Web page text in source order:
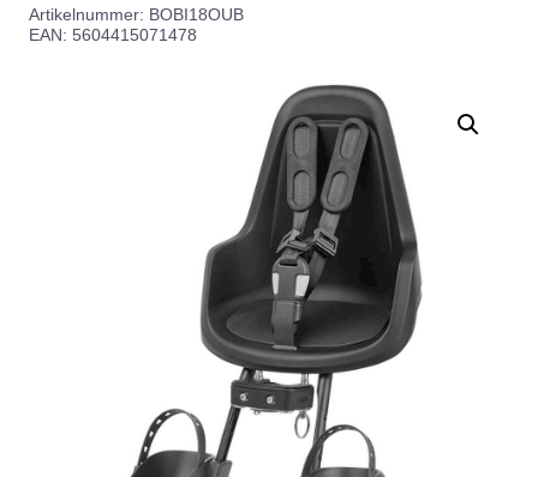
Artikelnummer: BOBI18OUB
EAN: 5604415071478